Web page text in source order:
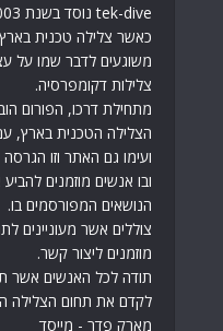
כאשר צלילה טכנית
משוגעים לדבר שמו על
צלילות דקומפרסיה.
מתחילת דרכו, הפורום
הצלילה הטכנית בארץ,
ועימו גם האתר וזו
ובו אנשים מוזמנים
הנושאים המפורסמים בו.
צוללים אשר מעוניינים
מוזמנים ליצור קשר.
תודה לכל האנשים אשר
לקדם את תחום הצלילה
מארק פדר - מייסד